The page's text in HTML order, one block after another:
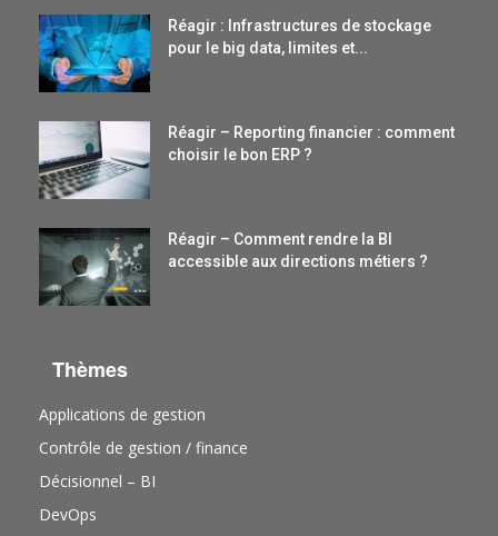
Réagir : Infrastructures de stockage
pour le big data, limites et...
Réagir – Reporting financier : comment
choisir le bon ERP ?
Réagir – Comment rendre la BI
accessible aux directions métiers ?
Thèmes
Applications de gestion
Contrôle de gestion / finance
Décisionnel – BI
DevOps